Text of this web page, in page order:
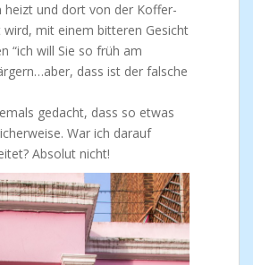
heizt und dort von der Koffer-
mit einem bitteren Gesicht
“ich will Sie so früh am
dass ist der falsche
gedacht, dass so etwas
War ich darauf
Absolut nicht!